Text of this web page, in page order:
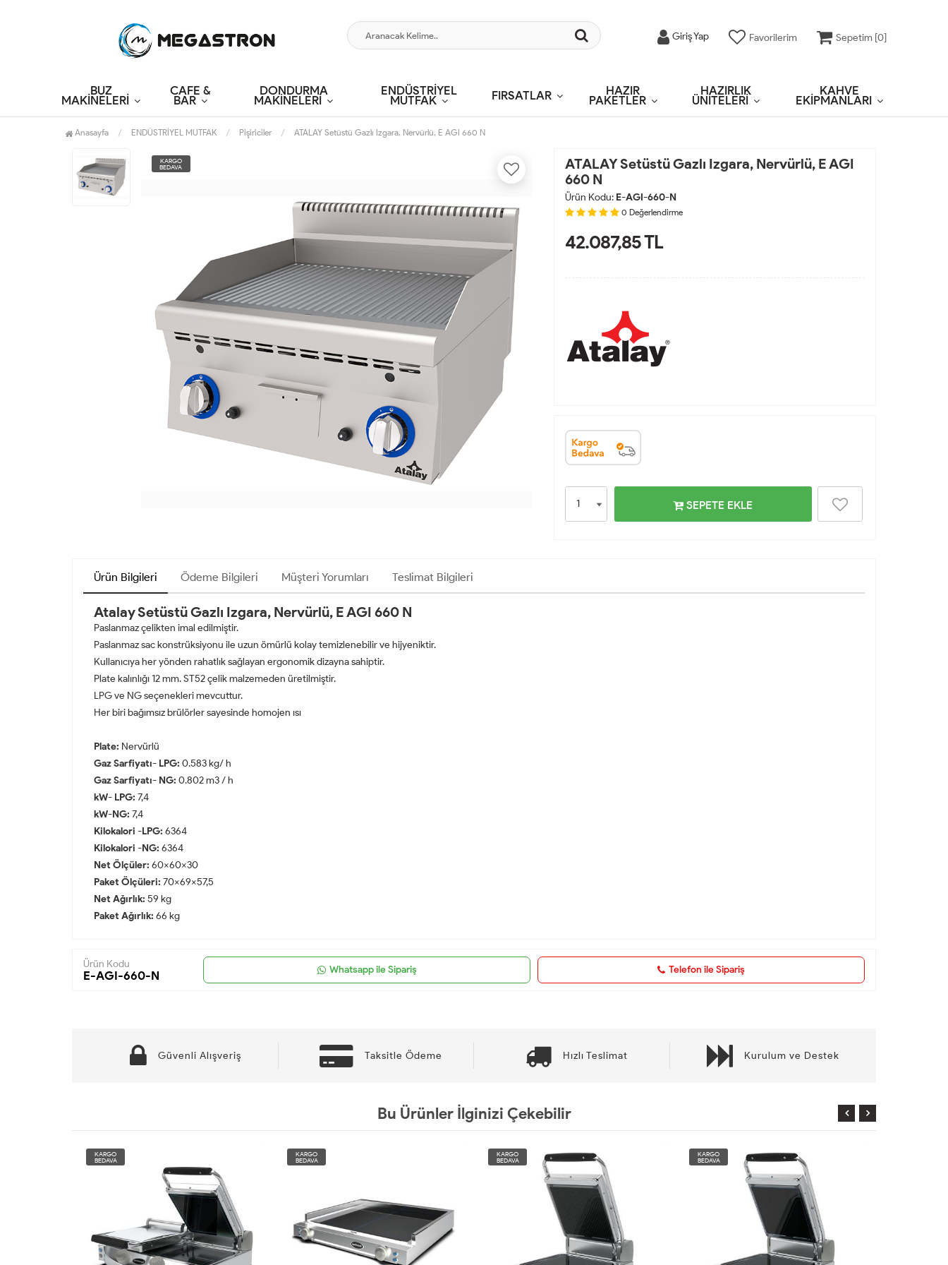
Giriş Yap Favorilerim Sepetim [0]
BUZ
MAKİNELERİ
CAFE &
BAR
DONDURMA
MAKİNELERİ
ENDÜSTRİYEL
MUTFAK FIRSATLAR HAZIR
PAKETLER
HAZIRLIK
ÜNİTELERİ
KAHVE
EKİPMANLARI
Anasayfa ENDÜSTRİYEL MUTFAK Pişiriciler ATALAY Setüstü Gazlı Izgara, Nervürlü, E AGI 660 N
KARGO
BEDAVA
ATALAY Setüstü Gazlı Izgara, Nervürlü, E AGI
660 N
Ürün Kodu: E-AGI-660-N
0 Değerlendirme
42.087,85TL
SEPETE EKLE
Ürün Bilgileri Ödeme Bilgileri Müşteri Yorumları Teslimat Bilgileri
Atalay Setüstü Gazlı Izgara, Nervürlü, E AGI 660 N
Paslanmaz çelikten imal edilmiştir.
Paslanmaz sac konstrüksiyonu ile uzun ömürlü kolay temizlenebilir ve hijyeniktir.
Kullanıcıya her yönden rahatlık sağlayan ergonomik dizayna sahiptir.
Plate kalınlığı 12 mm. ST52 çelik malzemeden üretilmiştir.
LPG ve NG seçenekleri mevcuttur.
Her biri bağımsız brülörler sayesinde homojen ısı
Plate: Nervürlü
Gaz Sarfiyatı- LPG: 0.583 kg/ h
Gaz Sarfiyatı- NG: 0.802 m3 / h
kW- LPG: 7,4
kW-NG: 7,4
Kilokalori -LPG: 6364
Kilokalori -NG: 6364
Net Ölçüler: 60x60x30
Paket Ölçüleri: 70x69x57,5
Net Ağırlık: 59 kg
Paket Ağırlık: 66 kg
Ürün Kodu
E-AGI-660-N Whatsapp ile Sipariş Telefon ile Sipariş
Güvenli Alışveriş Taksitle Ödeme Hızlı Teslimat Kurulum ve Destek
Bu Ürünler İlginizi Çekebilir
KARGO
BEDAVA
KARGO
BEDAVA
KARGO
BEDAVA
KARGO
BEDAVA